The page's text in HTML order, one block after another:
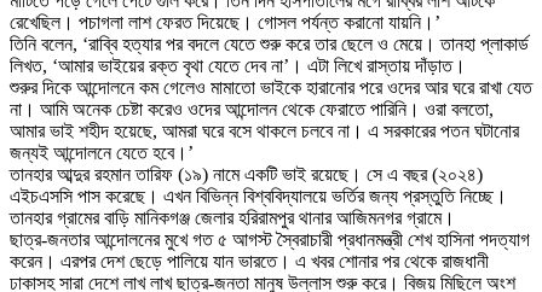
রেখেছিল। পচাগলা লাশ ফেরত দিয়েছে। গোসল পর্যন্ত করানো যায়নি।’
তিনি বলেন, ‘রাব্বি হত্যার পর বদলে যেতে শুরু করে তার ছেলে ও মেয়ে। তানহা প্লাকার্ড
লিখত, ‘আমার ভাইয়ের রক্ত বৃথা যেতে দেব না’। এটা লিখে রাস্তায় দাঁড়াত।
শুরুর দিকে আন্দোলনে কম গেলেও মামাতো ভাইকে হারানোর পরে ওদের আর ঘরে রাখা যেত
না। আমি অনেক চেষ্টা করেও ওদের আন্দোলন থেকে ফেরাতে পারিনি। ওরা বলতো,
আমার ভাই শহীদ হয়েছে, আমরা ঘরে বসে থাকলে চলবে না। এ সরকারের পতন ঘটানোর
জন্যই আন্দোলনে যেতে হবে।’
তানহার আব্দুর রহমান তারিফ (১৯) নামে একটি ভাই রয়েছে। সে এ বছর (২০২৪)
এইচএসসি পাস করেছে। এখন বিভিন্ন বিশ্ববিদ্যালয়ে ভর্তির জন্য প্রস্তুতি নিচ্ছে।
তানহার গ্রামের বাড়ি মানিকগঞ্জ জেলার হরিরামপুর থানার আজিমনগর গ্রামে।
ছাত্র-জনতার আন্দোলনের মুখে গত ৫ আগস্ট স্বৈরাচারী প্রধানমন্ত্রী শেখ হাসিনা পদত্যাগ
করেন। এরপর দেশ ছেড়ে পালিয়ে যান ভারতে। এ খবর শোনার পর থেকে রাজধানী
ঢাকাসহ সারা দেশে লাখ লাখ ছাত্র-জনতা মানুষ উল্লাস শুরু করে। বিজয় মিছিলে অংশ